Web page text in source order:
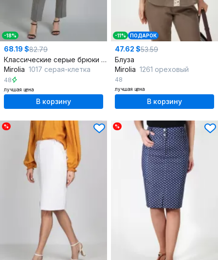
-18%
68.19 $82.79
Классические серые брюки со стрелками 7/8
Mirolia 1017 серая-клетка
48
лучшая цена
В корзину
-11% ПОДАРОК
47.62 $53.59
Блуза
Mirolia 1261 ореховый
48
лучшая цена
В корзину
% %